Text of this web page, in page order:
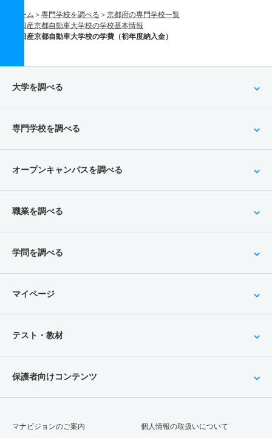
ホーム 専門学校を調べる
京都府の専門学校一覧
日産京都自動車大学校の学校基本情報
日産京都自動車大学校の学費（初年度納入金）
大学を調べる
専門学校を調べる
オープンキャンパスを調べる
職業を調べる
学問を調べる
マイページ
テスト・教材
保護者向けコンテンツ
マナビジョンのご案内 個人情報の取扱いについて